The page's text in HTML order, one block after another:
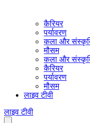
कैरियर
पर्यावरण
कला और
मौसम
कला और
कैरियर
पर्यावरण
मौसम
लाइव टीवी
लाइव टीवी